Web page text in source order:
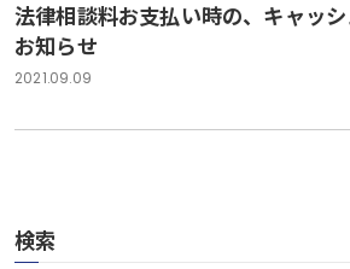
法律相談料お支払い時の、キャッ
お知らせ
2021.09.09
検索